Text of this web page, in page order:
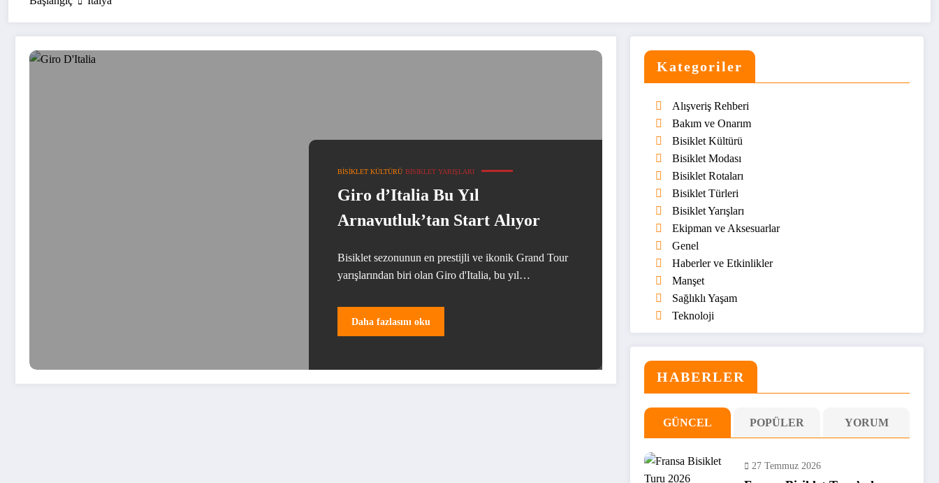
BISIKLET KÜLTÜRÜ BISIKLET YARIŞLARI
Giro d’Italia Bu Yıl
Arnavutluk’tan Start Alıyor
Bisiklet sezonunun en prestijli ve ikonik Grand Tour
yarışlarından biri olan Giro d'Italia, bu yıl…
Daha fazlasını oku
Kategoriler
Alışveriş Rehberi
Bakım ve Onarım
Bisiklet Kültürü
Bisiklet Modası
Bisiklet Rotaları
Bisiklet Türleri
Bisiklet Yarışları
Ekipman ve Aksesuarlar
Genel
Haberler ve Etkinlikler
Manşet
Sağlıklı Yaşam
Teknoloji
HABERLER
GÜNCEL POPÜLER YORUM
27 Temmuz 2026